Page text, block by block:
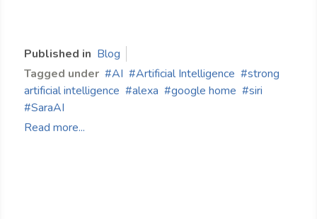
Published in Blog
Tagged under
AI Artificial Intelligence
strong
artificial intelligence
alexa google home
siri
SaraAI
Read more...